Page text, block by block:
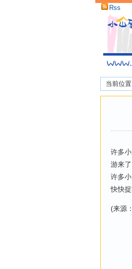
Rss
当前位置
许多小
游来了
许多小
快快捉
(来源：